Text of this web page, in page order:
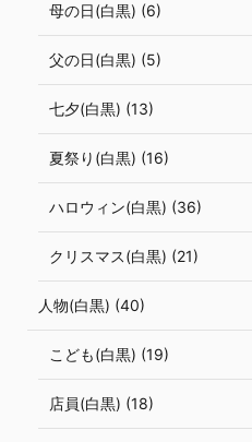
母の日(白黒) (6)
父の日(白黒) (5)
七夕(白黒) (13)
夏祭り(白黒) (16)
ハロウィン(白黒) (36)
クリスマス(白黒) (21)
人物(白黒) (40)
こども(白黒) (19)
店員(白黒) (18)